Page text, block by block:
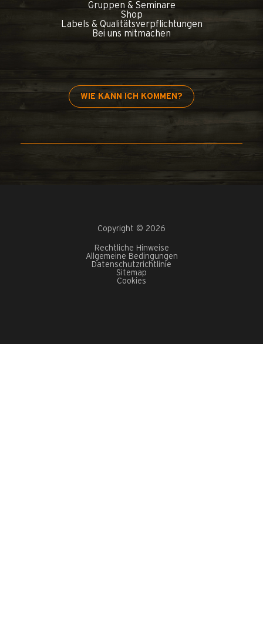
Gruppen & Seminare
Shop
Labels & Qualitätsverpflichtungen
Bei uns mitmachen
WIE KANN ICH KOMMEN?
Copyright © 2026
Rechtliche Hinweise
Allgemeine Bedingungen
Datenschutzrichtlinie
Sitemap
Cookies